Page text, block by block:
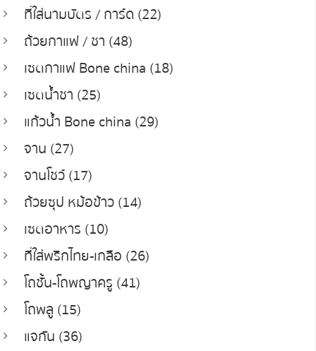
ที่ใส่นามบัตร / การ์ด (22)
ถ้วยกาแฟ / ชา (48)
เซตกาแฟ Bone china (18)
เซตน้ำชา (25)
แก้วน้ำ Bone china (29)
จาน (27)
จานโชว์ (17)
ถ้วยซุป หม้อข้าว (14)
เซตอาหาร (10)
ที่ใส่พริกไทย-เกลือ (26)
โถชั้น-โถพญาครู (41)
โถพลู (15)
แจกัน (36)